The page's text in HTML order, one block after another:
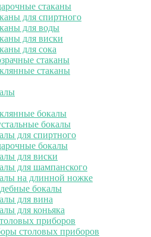
стаканы
для спиртного
для воды
для виски
для сока
стаканы
стаканы
бокалы
бокалы
для спиртного
бокалы
для виски
для шампанского
на длинной ножке
бокалы
для вина
для коньяка
приборов
столовых приборов